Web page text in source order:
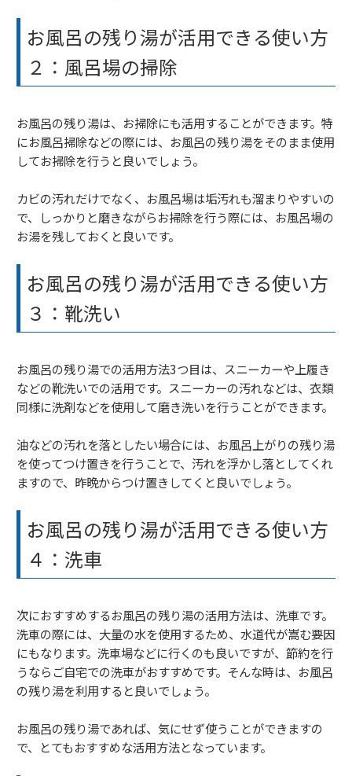
お風呂の残り湯が活用できる使い方
２：風呂場の掃除
お風呂の残り湯は、お掃除にも活用することができます。特
にお風呂掃除などの際には、お風呂の残り湯をそのまま使用
してお掃除を行うと良いでしょう。
カビの汚れだけでなく、お風呂場は垢汚れも溜まりやすいの
で、しっかりと磨きながらお掃除を行う際には、お風呂場の
お湯を残しておくと良いです。
お風呂の残り湯が活用できる使い方
３：靴洗い
お風呂の残り湯での活用方法3つ目は、スニーカーや上履き
などの靴洗いでの活用です。スニーカーの汚れなどは、衣類
同様に洗剤などを使用して磨き洗いを行うことができます。
油などの汚れを落としたい場合には、お風呂上がりの残り湯
を使ってつけ置きを行うことで、汚れを浮かし落としてくれ
ますので、昨晩からつけ置きしてくと良いでしょう。
お風呂の残り湯が活用できる使い方
４：洗車
次におすすめするお風呂の残り湯の活用方法は、洗車です。
洗車の際には、大量の水を使用するため、水道代が嵩む要因
にもなります。洗車場などに行くのも良いですが、節約を行
うならご自宅での洗車がおすすめです。そんな時は、お風呂
の残り湯を利用すると良いでしょう。
お風呂の残り湯であれば、気にせず使うことができますの
で、とてもおすすめな活用方法となっています。